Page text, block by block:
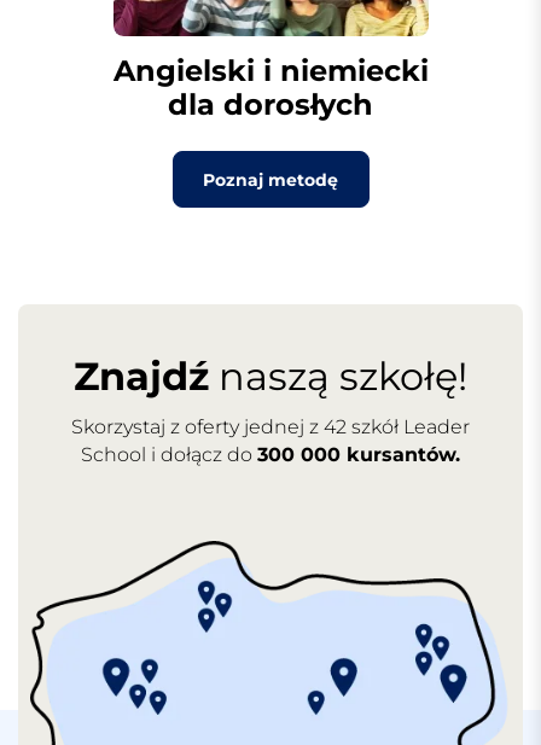
Angielski i niemiecki
dla dorosłych
Poznaj metodę
Znajdź naszą szkołę!
Skorzystaj z oferty jednej z 42 szkół Leader
School i dołącz do 300 000 kursantów.